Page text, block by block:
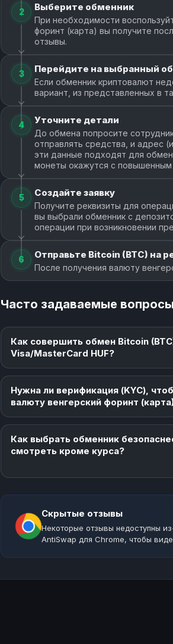
2 Выберите обменник
При необходимости
форинт (карта) вы получите
отзывы.
3 Перейдите на выбранный
Если обменник криптовалют
вариант, из представленных в
4 Уточните детали
До обмена попросите
отправлять средства, и адрес
эти данные подходят для
монеты окажутся с повышенным
5 Создайте заявку
Получите реквизиты для
вы выбрали обменник с
операции при возникновении
6 Отправьте Bitcoin (BTC) на
После получения валюту
Часто задаваемые вопросы
Как совершить обмен Bitcoin
Visa/MasterCard HUF?
Нужна ли верификация (KYC),
валюту венгерский форинт
Как выбрать обменник
смотреть кроме курса?
Скрытые отзывы
Некоторые отзывы недоступны
AntiSwap для Chrome, чтобы